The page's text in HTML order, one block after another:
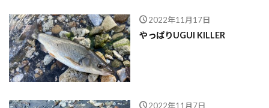
2022年11月17日
やっぱりUGUI KILLER
2022年11月7日